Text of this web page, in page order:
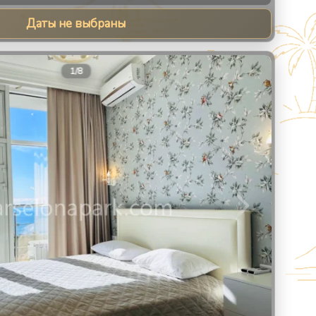
Даты не выбраны
1/8